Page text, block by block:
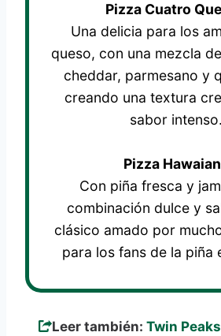
Pizza Cuatro
Una delicia para los
queso, con una mezcla
cheddar, parmesano y
creando una textura
sabor intenso.
Pizza
Con piña fresca y
combinación dulce y
clásico amado por
para los fans de la piña
Leer también: Twin